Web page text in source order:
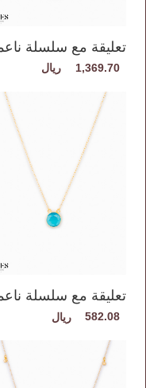
تعليقة مع سلسلة ناعمة
1,369.70
تعليقة مع سلسلة ناعمة
582.08